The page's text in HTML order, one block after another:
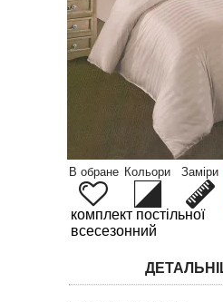
В обране Кольори Заміри
комплект постільної
всесезонний